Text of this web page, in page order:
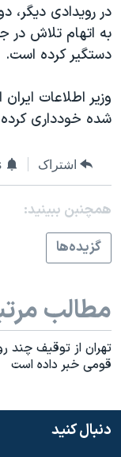
چهل سال
قانون شفافیت
اسرائیل در جنگ
همایش
صفحه‌های ویژه
سفر پرزیدنت
در رويدادی ديگر،
به اتهام تلاش در
دستگير کرده است.
وزير اطلاعات ايران
شده خودداری
اشتراک
همچنبن ببینید:
گزيده‌ها
مطالب
تهران از توقيف چند
قومی خبر داده است
دنبال کنید